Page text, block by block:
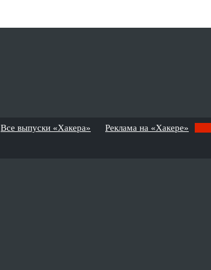
Все выпуски «Хакера» Реклама на «Хакере»